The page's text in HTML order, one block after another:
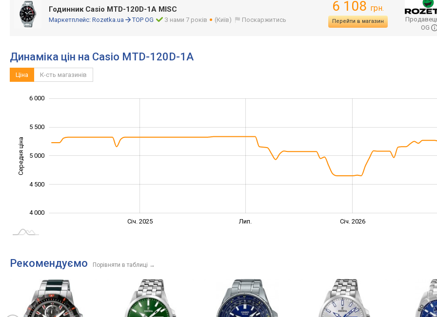
Годинник Casio MTD-120D-1A MISC
Маркетплейс: Rozetka.ua TOP OG З нами 7 років (Київ) Поскаржитись
6 108 грн.
Перейти в магазин
OG
Динаміка цін на Casio MTD-120D-1A
Ціна К-сть магазинів
Середня ціна 4 200
4 000
6 000
5 000
5 500
4 500
Січ. 2025 Лип. Січ. 2026
Рекомендуємо Порівняти в таблиці →